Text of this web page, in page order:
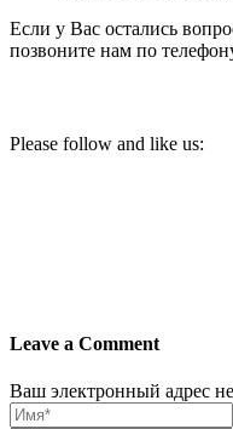
Если у Вас остались
позвоните нам по
Please follow and like us:
Leave a Comment
Ваш электронный адрес